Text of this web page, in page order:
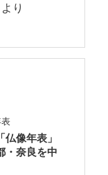
より
像年表」
・奈良を中